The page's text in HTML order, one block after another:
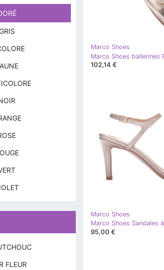
Marco Shoes
Marco Shoes ballerines
102,14 €
Marco Shoes
Marco Shoes Sandales
95,00 €
FLEUR